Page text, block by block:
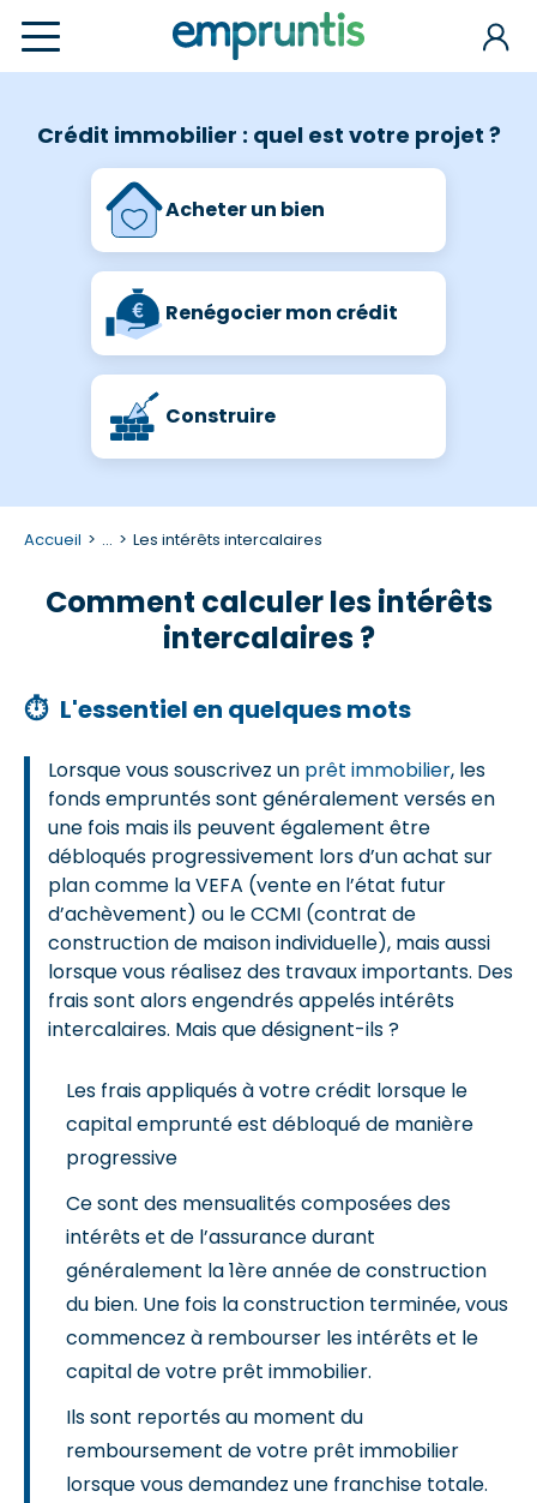
Crédit immobilier : quel est votre projet ?
Acheter un bien
Renégocier mon crédit
Construire
Accueil ... Les intérêts intercalaires
Comment calculer les intérêts
intercalaires ?
⏱ L'essentiel en quelques mots
Lorsque vous souscrivez un prêt immobilier, les
fonds empruntés sont généralement versés en
une fois mais ils peuvent également être
débloqués progressivement lors d’un achat sur
plan comme la VEFA (vente en l’état futur
d’achèvement) ou le CCMI (contrat de
construction de maison individuelle), mais aussi
lorsque vous réalisez des travaux importants. Des
frais sont alors engendrés appelés intérêts
intercalaires. Mais que désignent-ils ?
Les frais appliqués à votre crédit lorsque le
capital emprunté est débloqué de manière
progressive
Ce sont des mensualités composées des
intérêts et de l’assurance durant
généralement la 1ère année de construction
du bien. Une fois la construction terminée, vous
commencez à rembourser les intérêts et le
capital de votre prêt immobilier.
Ils sont reportés au moment du
remboursement de votre prêt immobilier
lorsque vous demandez une franchise totale.